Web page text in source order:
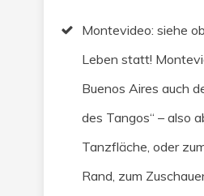
Montevideo: siehe
Leben statt!
Buenos Aires auch
des Tangos“ – also
Tanzfläche, oder
Rand, zum